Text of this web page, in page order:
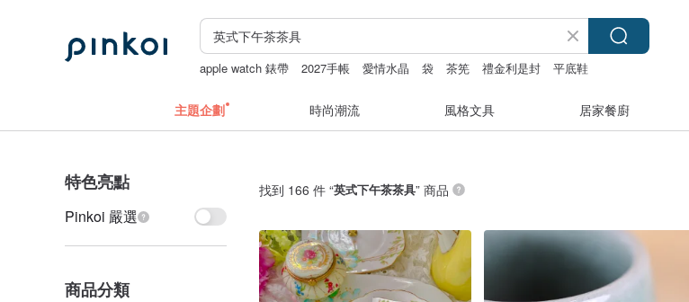
apple watch 錶帶 2027手帳 愛情水晶 袋 茶筅 禮金利是封
平底鞋
主題企劃 時尚潮流 風格文具 居家餐廚
特色亮點
Pinkoi 嚴選
商品分類
找到 166 件 “英式下午茶茶具” 商品